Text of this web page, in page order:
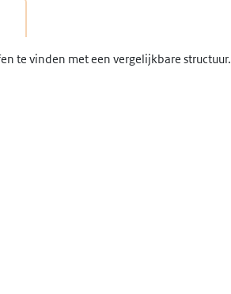
te vinden met een vergelijkbare structuur.